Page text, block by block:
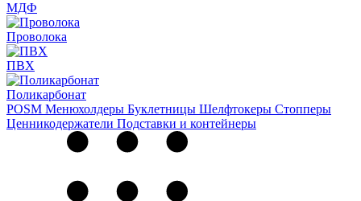
МДФ
Проволока
ПВХ
Поликарбонат
POSM Менюхолдеры Буклетницы Шелфтокеры Стопперы
Ценникодер­жа­те­ли Подставки и контейнеры